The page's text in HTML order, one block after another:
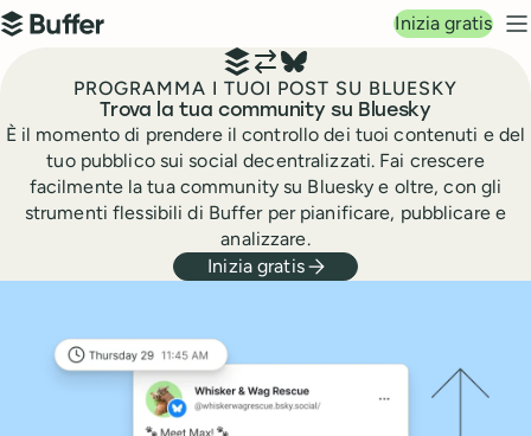
Navigazione principale
Buffer
Inizia gratis
PROGRAMMA I TUOI POST SU BLUESKY
Trova la tua community su Bluesky
È il momento di prendere il controllo dei tuoi contenuti e del
tuo pubblico sui social decentralizzati. Fai crescere
facilmente la tua community su Bluesky e oltre, con gli
strumenti flessibili di Buffer per pianificare, pubblicare e
analizzare.
Inizia gratis